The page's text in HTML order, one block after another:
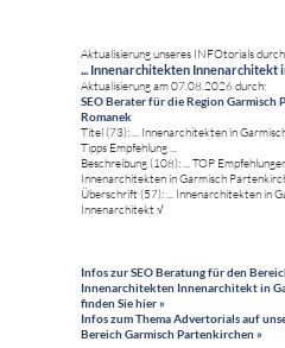
Aktualisierung unseres INFOtorials
... Innenarchitekten Innenarchitekt
Aktualisierung am 07.08.2026 durch:
SEO Berater für die Region Garmisch
Romanek
Titel (73): ... Innenarchitekten in
Tipps Empfehlung ...
Beschreibung (108): ... TOP
Innenarchitekten in Garmisch
Überschrift (57): ... Innenarchitekten in
Innenarchitekt √
Infos zur SEO Beratung für den
Innenarchitekten Innenarchitekt in
finden Sie hier »
Infos zum Thema Advertorials auf
Bereich Garmisch Partenkirchen »